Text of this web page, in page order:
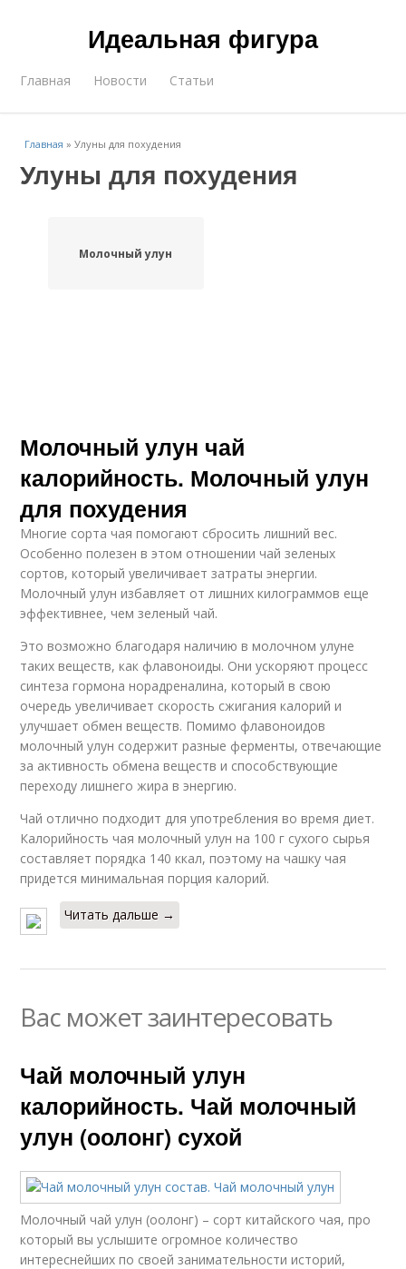
Идеальная фигура
Главная Новости Статьи
Главная »Улуны для похудения
Улуны для похудения
Молочный улун
Молочный улун чай
калорийность. Молочный улун
для похудения
Многие сорта чая помогают сбросить лишний вес.
Особенно полезен в этом отношении чай зеленых
сортов, который увеличивает затраты энергии.
Молочный улун избавляет от лишних килограммов еще
эффективнее, чем зеленый чай.
Это возможно благодаря наличию в молочном улуне
таких веществ, как флавоноиды. Они ускоряют процесс
синтеза гормона норадреналина, который в свою
очередь увеличивает скорость сжигания калорий и
улучшает обмен веществ. Помимо флавоноидов
молочный улун содержит разные ферменты, отвечающие
за активность обмена веществ и способствующие
переходу лишнего жира в энергию.
Чай отлично подходит для употребления во время диет.
Калорийность чая молочный улун на 100 г сухого сырья
составляет порядка 140 ккал, поэтому на чашку чая
придется минимальная порция калорий.
Читать дальше →
Вас может заинтересовать
Чай молочный улун
калорийность. Чай молочный
улун (оолонг) сухой
Молочный чай улун (оолонг) – сорт китайского чая, про
который вы услышите огромное количество
интереснейших по своей занимательности историй,